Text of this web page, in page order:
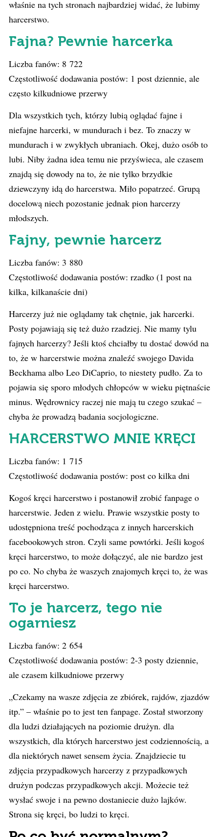
właśnie na tych stronach najbardziej widać, że lubimy
harcerstwo.
Fajna? Pewnie harcerka
Liczba fanów: 8 722
Częstotliwość dodawania postów: 1 post dziennie, ale
często kilkudniowe przerwy
Dla wszystkich tych, którzy lubią oglądać fajne i
niefajne harcerki, w mundurach i bez. To znaczy w
mundurach i w zwykłych ubraniach. Okej, dużo osób to
lubi. Niby żadna idea temu nie przyświeca, ale czasem
znajdą się dowody na to, że nie tylko brzydkie
dziewczyny idą do harcerstwa. Miło popatrzeć. Grupą
docelową niech pozostanie jednak pion harcerzy
młodszych.
Fajny, pewnie harcerz
Liczba fanów: 3 880
Częstotliwość dodawania postów: rzadko (1 post na
kilka, kilkanaście dni)
Harcerzy już nie oglądamy tak chętnie, jak harcerki.
Posty pojawiają się też dużo rzadziej. Nie mamy tylu
fajnych harcerzy? Jeśli ktoś chciałby tu dostać dowód na
to, że w harcerstwie można znaleźć swojego Davida
Beckhama albo Leo DiCaprio, to niestety pudło. Za to
pojawia się sporo młodych chłopców w wieku piętnaście
minus. Wędrownicy raczej nie mają tu czego szukać –
chyba że prowadzą badania socjologiczne.
HARCERSTWO MNIE KRĘCI
Liczba fanów: 1 715
Częstotliwość dodawania postów: post co kilka dni
Kogoś kręci harcerstwo i postanowił zrobić fanpage o
harcerstwie. Jeden z wielu. Prawie wszystkie posty to
udostępniona treść pochodząca z innych harcerskich
facebookowych stron. Czyli same powtórki. Jeśli kogoś
kręci harcerstwo, to może dołączyć, ale nie bardzo jest
po co. No chyba że waszych znajomych kręci to, że was
kręci harcerstwo.
To je harcerz, tego nie
ogarniesz
Liczba fanów: 2 654
Częstotliwość dodawania postów: 2-3 posty dziennie,
ale czasem kilkudniowe przerwy
„Czekamy na wasze zdjęcia ze zbiórek, rajdów, zjazdów
itp.” – właśnie po to jest ten fanpage. Został stworzony
dla ludzi działających na poziomie drużyn. dla
wszystkich, dla których harcerstwo jest codziennością, a
dla niektórych nawet sensem życia. Znajdziecie tu
zdjęcia przypadkowych harcerzy z przypadkowych
drużyn podczas przypadkowych akcji. Możecie też
wysłać swoje i na pewno dostaniecie dużo lajków.
Strona się kręci, bo ludzi to kręci.